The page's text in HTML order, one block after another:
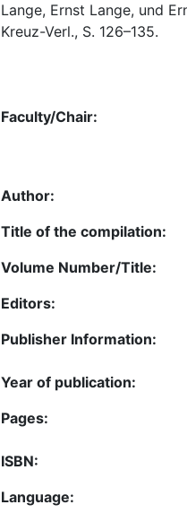
Lange, Ernst Lange, und
Kreuz-Verl., S. 126–135.
Faculty/Chair:
Author:
Title of the compilation:
Volume Number/Title:
Editors:
Publisher Information:
Year of publication:
Pages:
ISBN:
Language: